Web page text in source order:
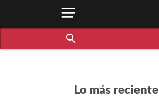
Lo más reciente